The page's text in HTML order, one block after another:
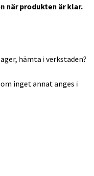
när produkten är klar.
hämta i verkstaden?
inget annat anges i